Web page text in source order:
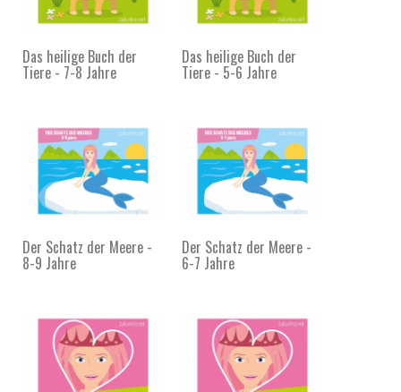
Das heilige Buch der
Tiere - 7-8 Jahre
Das heilige Buch der
Tiere - 5-6 Jahre
Der Schatz der Meere -
8-9 Jahre
Der Schatz der Meere -
6-7 Jahre